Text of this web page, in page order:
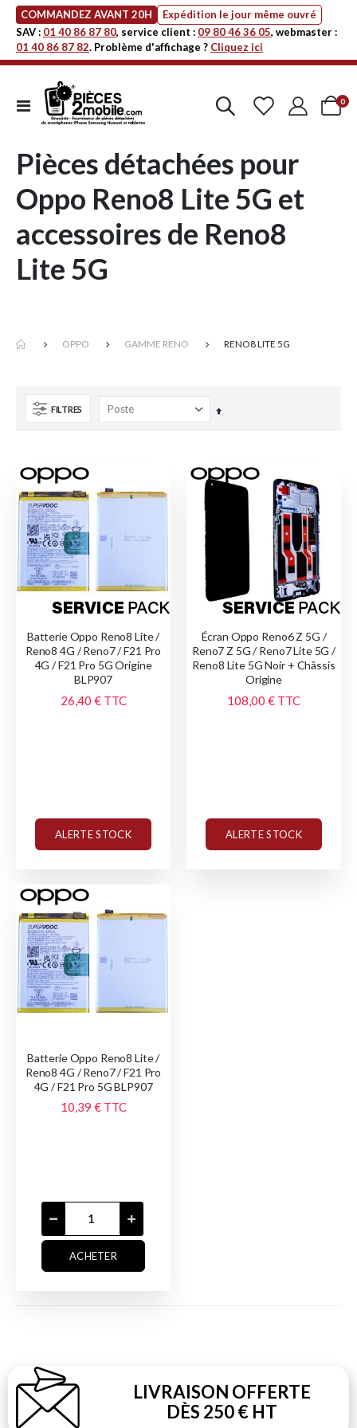
COMMANDEZ AVANT 20H
Expédition le jour même ouvré
SAV : 01 40 86 87 80, service client : 09 80 46 36 05, webmaster :
01 40 86 87 82. Problème d'affichage ? Cliquez ici
Affichage
navigation
Cart
0
Pièces détachées pour
Oppo Reno8 Lite 5G et
accessoires de Reno8
Lite 5G
OPPO GAMME RENO RENO8 LITE 5G
FILTRES
Par
Batterie Oppo Reno8 Lite /
Reno8 4G / Reno7 / F21 Pro
4G / F21 Pro 5G Origine
BLP907
26,40 € TTC
ALERTE STOCK
Écran Oppo Reno6 Z 5G /
Reno7 Z 5G / Reno7 Lite 5G /
Reno8 Lite 5G Noir + Châssis
Origine
108,00 € TTC
ALERTE STOCK
Batterie Oppo Reno8 Lite /
Reno8 4G / Reno7 / F21 Pro
4G / F21 Pro 5G BLP907
10,39 € TTC
ACHETER
LIVRAISON OFFERTE
DÈS 250 € HT